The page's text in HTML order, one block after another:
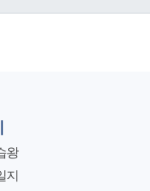
왕
지